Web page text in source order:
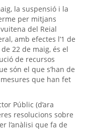
la suspensió i la
per mitjans
del Reial
amb efectes l’1 de
22 de maig, és el
de recursos
són el que s’han de
que han fet
Públic (d’ara
resolucions sobre
l’anàlisi que fa de